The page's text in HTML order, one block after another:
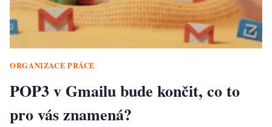
ORGANIZACE PRÁCE
POP3 v Gmailu bude končit, co to
pro vás znamená?